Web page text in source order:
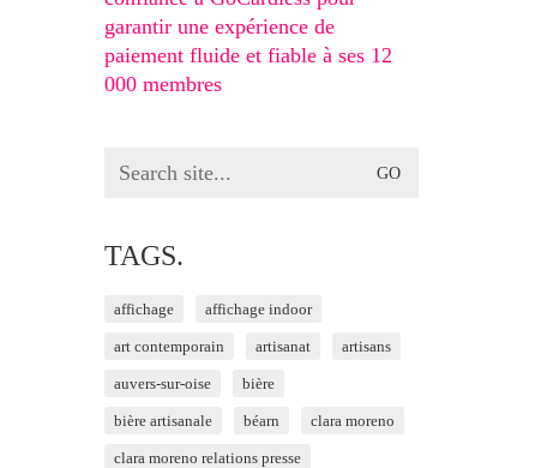
garantir une expérience de
paiement fluide et fiable à ses 12
000 membres
Search
TAGS.
affichage affichage indoor
art contemporain artisanat artisans
auvers-sur-oise bière
bière artisanale béarn clara moreno
clara moreno relations presse